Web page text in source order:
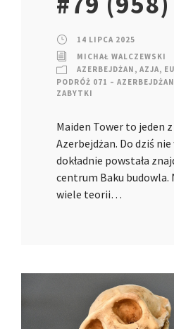
14 LIPCA 2025
MICHAŁ WALCZEWSKI
AZERBEJDŻAN , AZJA,
PODRÓŻ 071 –
ZABYTKI
Maiden Tower to jeden
Azerbejdżan. Do dziś
dokładnie powstała
centrum Baku
wiele teorii…